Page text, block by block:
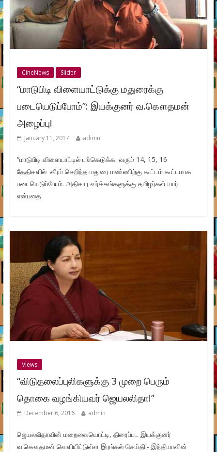
CineNews Slider
“மாடுபிடி விளையாட்டுக்கு மதுரைக்கு
படையெடுப்போம்”: இயக்குனர் வ.கௌதமன்
அழைப்பு!
January 11, 2017 admin
“மாடுபிடி விளையாட்டில் பங்கெடுக்க வரும் 14, 15, 16
தேதிகளில் வீரம் செறிந்த மதுரை மண்ணிற்கு கூட்டம் கூட்டமாக
படையெடுப்போம். அதிகார வர்க்கங்களுக்கு தமிழர்கள் யார்
என்பதை
Views
“விடுதலைப்புலிகளுக்கு 3 முறை பெரும்
தொகை வழங்கியவர் ஜெயலலிதா!”
December 6, 2016 admin
ஜெயலலிதாவின் மறைவையொட்டி, திரைப்பட இயக்குனர்
வ.கௌதமன் வெளியிட்டுள்ள இரங்கல் செய்தி:- இந்தியாவின்